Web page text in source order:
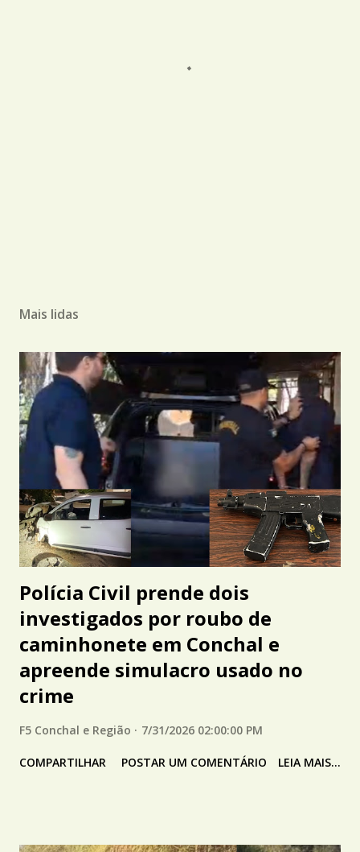
Mais lidas
Polícia Civil prende dois
investigados por roubo de
caminhonete em Conchal e
apreende simulacro usado no
crime
F5 Conchal e Região 7/31/2026 02:00:00 PM
COMPARTILHAR POSTAR UM COMENTÁRIO LEIA MAIS...